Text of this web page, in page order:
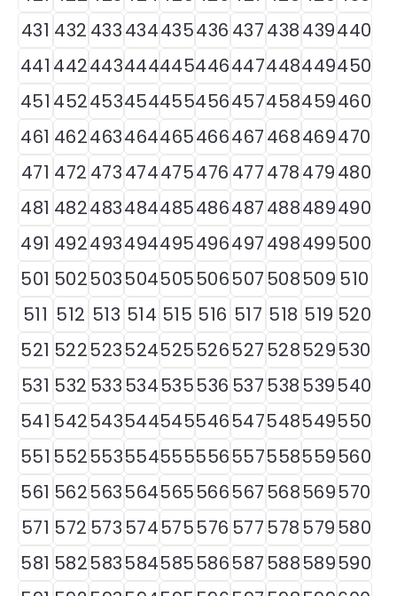
431 432 433434435436 437438439440
441 442443444445446447448449450
451 452453454455456457458459460
461 462463464465466467468469470
471 472 473474475476 477478479480
481 482483484485486487488489490
491 492493494495496497498499500
501 502503504505506507508509 510
511 512 513 514 515 516 517 518 519 520
521 522523524525526527528529530
531 532 533534535536 537538539540
541 542543544545546547548549550
551 552553554555556557558559560
561 562563564565566567568569570
571 572 573574575576 577578579580
581 582583584585586587588589590